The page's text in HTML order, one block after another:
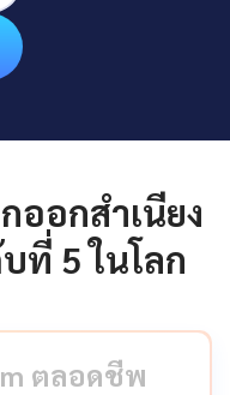
ออกสำเนียง
ที่ 5 ในโลก
ตลอดชีพ